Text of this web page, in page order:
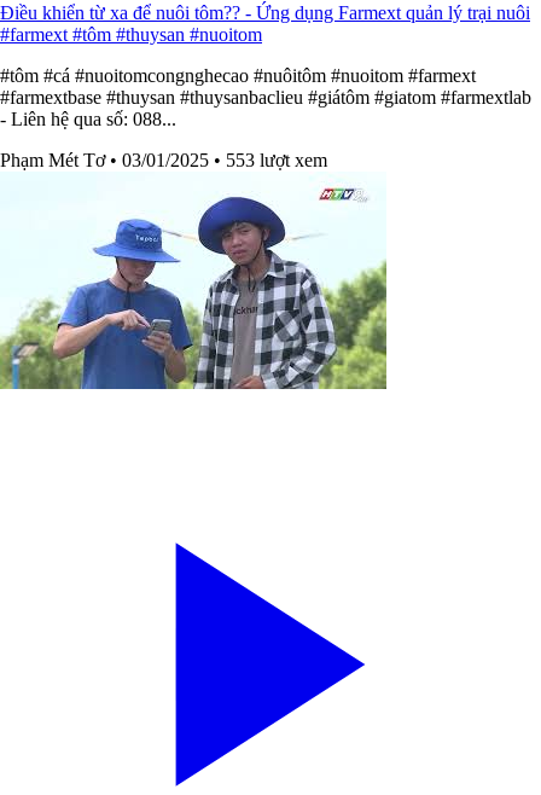
Điều khiển từ xa để nuôi tôm?? - Ứng dụng Farmext quản lý trại nuôi
#farmext #tôm #thuysan #nuoitom
#tôm #cá #nuoitomcongnghecao #nuôitôm #nuoitom #farmext
#farmextbase #thuysan #thuysanbaclieu #giátôm #giatom #farmextlab
- Liên hệ qua số: 088...
Phạm Mét Tơ • 03/01/2025 • 553 lượt xem